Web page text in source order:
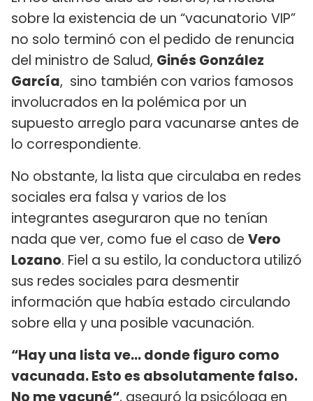
sobre la existencia de un “vacunatorio VIP”
no solo terminó con el pedido de renuncia
del ministro de Salud, Ginés González
García, sino también con varios famosos
involucrados en la polémica por un
supuesto arreglo para vacunarse antes de
lo correspondiente.
No obstante, la lista que circulaba en redes
sociales era falsa y varios de los
integrantes aseguraron que no tenían
nada que ver, como fue el caso de Vero
Lozano. Fiel a su estilo, la conductora utilizó
sus redes sociales para desmentir
información que había estado circulando
sobre ella y una posible vacunación.
“Hay una lista ve... donde figuro como
vacunada. Esto es absolutamente falso.